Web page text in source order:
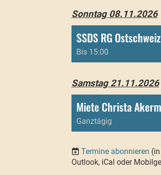
Sonntag 08.11.2026
Bis 15:00
Samstag 21.11.2026
Miete Christa
Ganztägig
Termine abonnieren
Outlook, iCal oder